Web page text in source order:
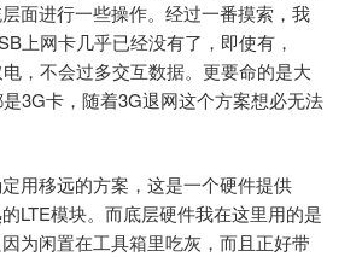
面进行一些操作。经过一番摸索，我
上网卡几乎已经没有了，即使有，
，不会过多交互数据。更要命的是大
3G卡，随着3G退网这个方案想必无法
用移远的方案，这是一个硬件提供
LTE模块。而底层硬件我在这里用的是
因为闲置在工具箱里吃灰，而且正好带